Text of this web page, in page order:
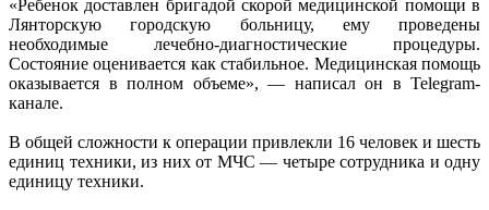
«Ребенок доставлен бригадой скорой медицинской помощи в
Лянторскую городскую больницу, ему проведены
необходимые лечебно-диагностические процедуры.
Состояние оценивается как стабильное. Медицинская помощь
оказывается в полном объеме», — написал он в Telegram-
канале.
В общей сложности к операции привлекли 16 человек и шесть
единиц техники, из них от МЧС — четыре сотрудника и одну
единицу техники.